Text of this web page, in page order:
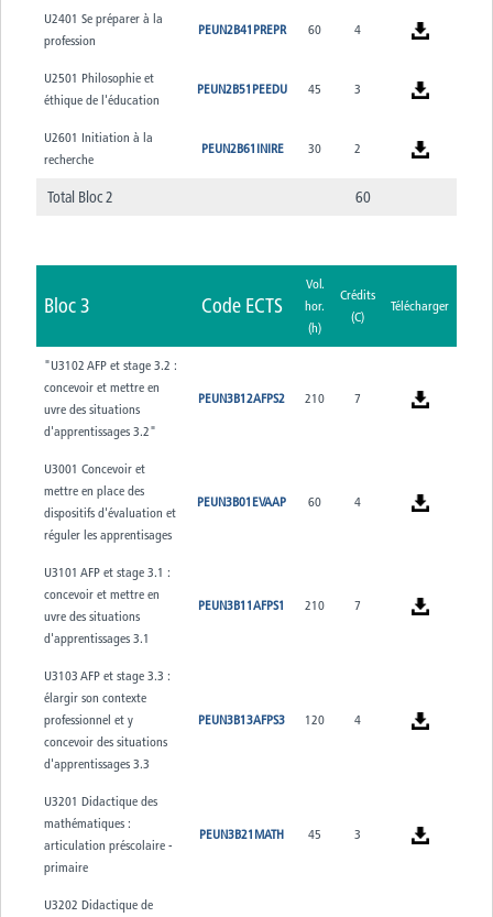
U2401 Se préparer à la
profession
PEUN2B41PREPR 60 4
U2501 Philosophie et
éthique de l'éducation
PEUN2B51PEEDU 45 3
U2601 Initiation à la
recherche
PEUN2B61INIRE 30 2
Total Bloc 2 60
Bloc 3 Code ECTS
Vol.
hor.
(h)
Crédits
(C)
Télécharger
"U3102 AFP et stage 3.2 :
concevoir et mettre en
uvre des situations
d'apprentissages 3.2"
PEUN3B12AFPS2 210 7
U3001 Concevoir et
mettre en place des
dispositifs d'évaluation et
réguler les apprentisages
PEUN3B01EVAAP 60 4
U3101 AFP et stage 3.1 :
concevoir et mettre en
uvre des situations
d'apprentissages 3.1
PEUN3B11AFPS1 210 7
U3103 AFP et stage 3.3 :
élargir son contexte
professionnel et y
concevoir des situations
d'apprentissages 3.3
PEUN3B13AFPS3 120 4
U3201 Didactique des
mathématiques :
articulation préscolaire -
primaire
PEUN3B21MATH 45 3
U3202 Didactique de